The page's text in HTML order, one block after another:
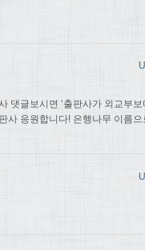
댓글보시면 ‘출판사가 외교부보
사 응원합니다! 은행나무 이름